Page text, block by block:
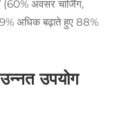
(60% अवसर चार्जिंग,
अधिक बढ़ाते हुए 88%
उपयोग